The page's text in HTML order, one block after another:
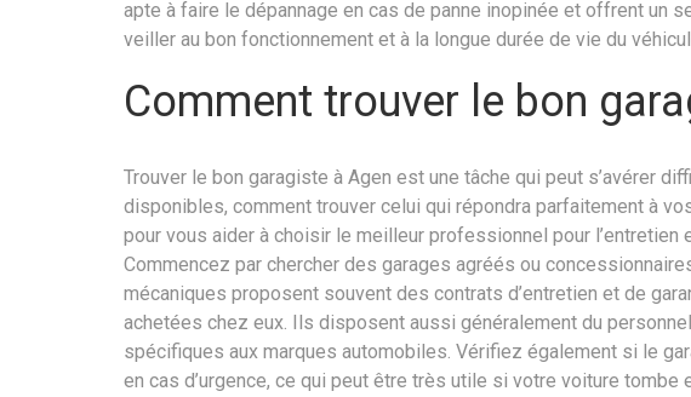
apte à faire le dépannage en cas de panne inopinée et offrent un
veiller au bon fonctionnement et à la longue durée de vie du
Comment trouver le bon
Trouver le bon garagiste à Agen est une tâche qui peut s’avérer
disponibles, comment trouver celui qui répondra parfaitement à
pour vous aider à choisir le meilleur professionnel pour l’entretien
Commencez par chercher des garages agréés ou
mécaniques proposent souvent des contrats d’entretien et de
achetées chez eux. Ils disposent aussi généralement du
spécifiques aux marques automobiles. Vérifiez également si le
en cas d’urgence, ce qui peut être très utile si votre voiture tombe